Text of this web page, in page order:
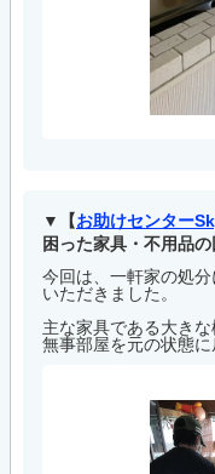
【お助けセンター
困った家具・不用品
今回は、一軒家の処
いただきました。
主な家具である大き
無事部屋を元の状態に